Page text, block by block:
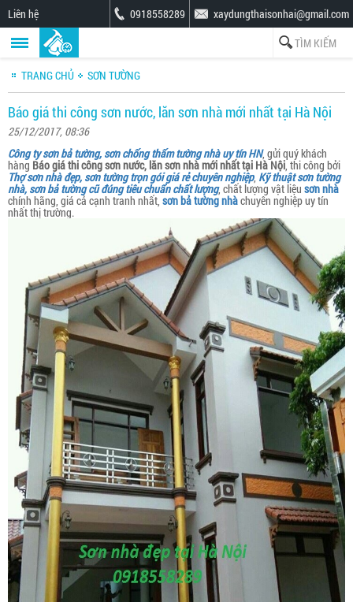
Liên hệ xaydungthaisonhai@gmail.com
0918558289
TRANG CHỦ SƠN TƯỜNG
Báo giá thi công sơn nước, lăn sơn nhà mới nhất tại Hà Nội
25/12/2017, 08:36
Công ty sơn bả tường, sơn chống thấm tường nhà uy tín HN, gửi quý khách
hàng Báo giá thi công sơn nước, lăn sơn nhà mới nhất tại Hà Nội, thi công bởi
Thợ sơn nhà đẹp, sơn tường trọn gói giá rẻ chuyên nghiệp, Kỹ thuật sơn tường
nhà, sơn bả tường cũ đúng tiêu chuẩn chất lượng, chất lượng vật liệu sơn nhà
chính hãng, giá cả cạnh tranh nhất, sơn bả tường nhàchuyên nghiệp uy tín
nhất thị trường.